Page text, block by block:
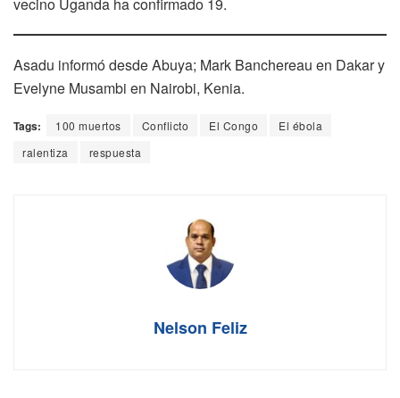
Asadu informó desde Abuya; Mark Banchereau en Dakar y
Evelyne Musambi en Nairobi, Kenia.
Tags: 100 muertos Conflicto El Congo
El ébola
ralentiza
respuesta
Nelson Feliz